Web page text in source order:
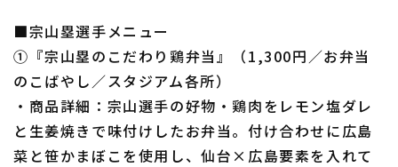
■宗山塁選手メニュー
①『宗山塁のこだわり鶏弁当』（1,300円／お弁当
のこばやし／スタジアム各所）
・商品詳細：宗山選手の好物・鶏肉をレモン塩ダレ
と生姜焼きで味付けしたお弁当。付け合わせに広島
菜と笹かまぼこを使用し、仙台×広島要素を入れて